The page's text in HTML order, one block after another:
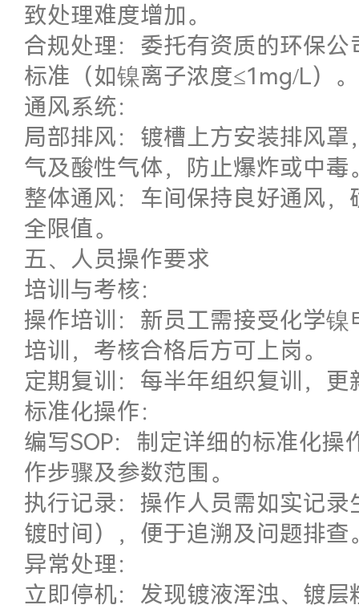
致处理难度增加。
合规处理：委托有资质的环保
标准（如镍离子浓度≤1mg/L）。
通风系统：
局部排风：镀槽上方安装排风
气及酸性气体，防止爆炸或中毒
整体通风：车间保持良好通风
全限值。
五、人员操作要求
培训与考核：
操作培训：新员工需接受化学
培训，考核合格后方可上岗。
定期复训：每半年组织复训，
标准化操作：
编写SOP：制定详细的标准化操
作步骤及参数范围。
执行记录：操作人员需如实记
镀时间），便于追溯及问题排查
异常处理：
立即停机：发现镀液浑浊、镀